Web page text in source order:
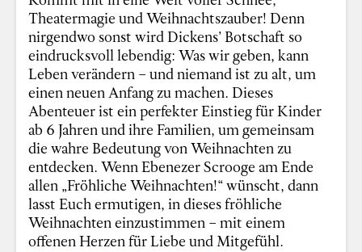
Theatermagie und Weihnachtszauber! Denn
nirgendwo sonst wird Dickens’ Botschaft so
eindrucksvoll lebendig: Was wir geben, kann
Leben verändern – und niemand ist zu alt, um
einen neuen Anfang zu machen. Dieses
Abenteuer ist ein perfekter Einstieg für Kinder
ab 6 Jahren und ihre Familien, um gemeinsam
die wahre Bedeutung von Weihnachten zu
entdecken. Wenn Ebenezer Scrooge am Ende
allen „Fröhliche Weihnachten!“ wünscht, dann
lasst Euch ermutigen, in dieses fröhliche
Weihnachten einzustimmen – mit einem
offenen Herzen für Liebe und Mitgefühl.